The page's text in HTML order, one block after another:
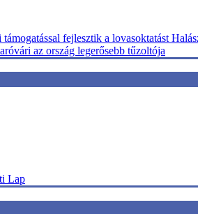
támogatással fejlesztik a lovasoktatást
az ország legerősebb tűzoltója
Lap